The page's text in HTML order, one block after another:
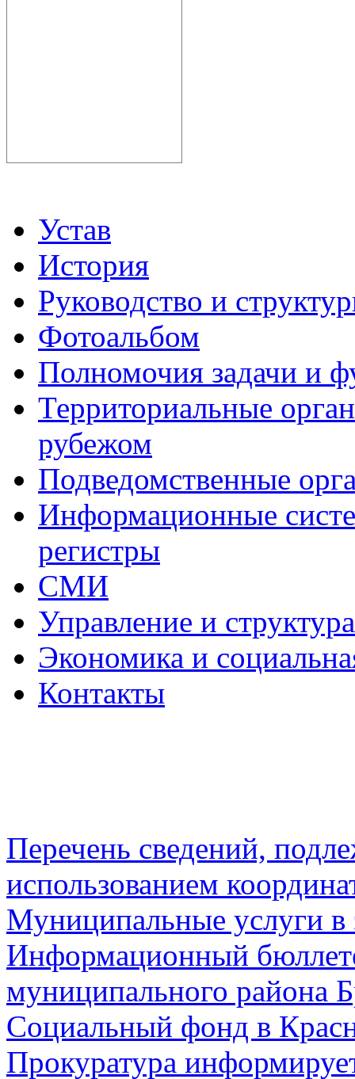
Устав
История
Руководство и
Фотоальбом
Полномочия задачи и
Территориальные
рубежом
Подведомственные
Информационные
регистры
СМИ
Управление и
Экономика и
Контакты
Перечень сведений,
использованием
Муниципальные услуги в
Информационный
муниципального района
Социальный фонд в
Прокуратура